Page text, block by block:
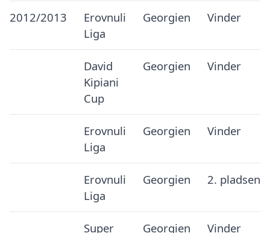
2012/2013
Erovnuli
Liga
Georgien Vinder
David
Kipiani
Cup
Georgien Vinder
Erovnuli
Liga
Georgien Vinder
Erovnuli
Liga
Georgien 2. pladsen
Super
Georgien Vinder